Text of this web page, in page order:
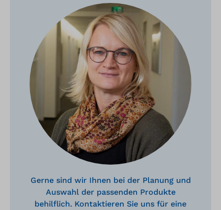
Gerne sind wir Ihnen bei der Planung und
Auswahl der passenden Produkte
behilflich. Kontaktieren Sie uns für eine